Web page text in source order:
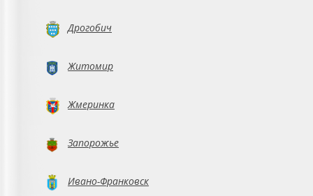
Дрогобич
Житомир
Жмеринка
Запорожье
Ивано-Франковск